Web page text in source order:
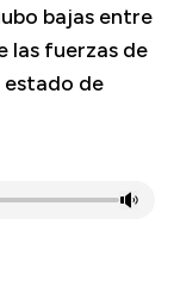
bajas entre
las fuerzas de
estado de